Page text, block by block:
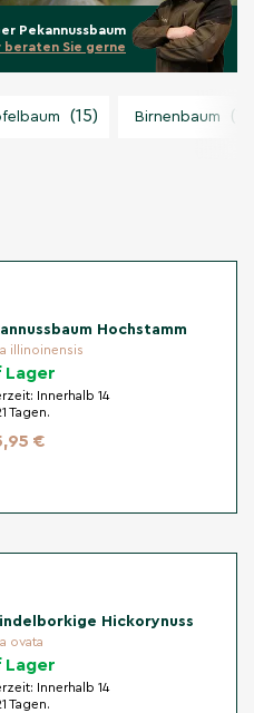
Pekannussbaum
beraten Sie gerne
(15) Birnenbaum
Hochstamm
illinoinensis
Lager
Innerhalb 14
Tagen.
€
Hickorynuss
ovata
Lager
Innerhalb 14
Tagen.